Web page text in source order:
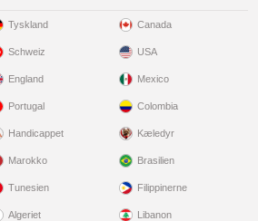
Tyskland
Schweiz
England
Portugal
Handicappet
Canada
USA
Mexico
Colombia
Kæledyr
Marokko
Tunesien
Algeriet
Brasilien
Filippinerne
Libanon